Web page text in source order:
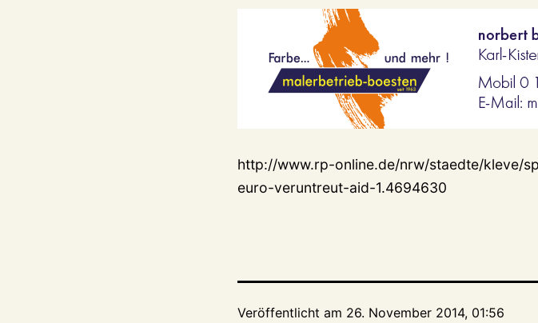
http://www.rp-online.de/nrw/staedte/kleve/
euro-veruntreut-aid-1.4694630
Veröffentlicht am 26. November 2014, 01:56